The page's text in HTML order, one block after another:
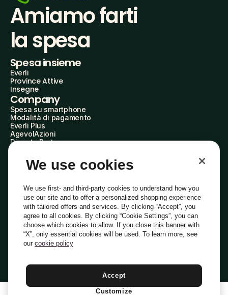
Amiamo farti
la spesa
Spesa insieme
Everli
Province Attive
Insegne
Company
Spesa su smartphone
Modalità di pagamento
Everli Plus
AgevolAzioni
Diventa Partner
Everli Shoppers
About Us
Everli News
Domande frequenti
Lavora con noi
Diventa Shopper
Investitori
PrivacyCookiePreferenze Cookie
Termini e CondizioniCodice Etico
Indirizzo PEC: everli@pec.it - indirizzo DPO: dpo@everli.com
Italiano
We use cookies
We use first- and third-party cookies to understand how you
use our site and to offer a personalized shopping experience
with tailored offers and services. By clicking “Accept”, you
agree to all cookies. By clicking “Cookie Settings”, you can
choose which cookies to allow. If you close this banner with
“X”, only essential cookies will be used. To learn more, see
our cookie policy
Accept
Customize